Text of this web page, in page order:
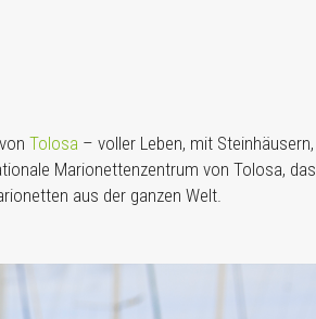
Tolosa – voller Leben, mit Steinhäusern,
Marionettenzentrum von Tolosa, das
aus der ganzen Welt.